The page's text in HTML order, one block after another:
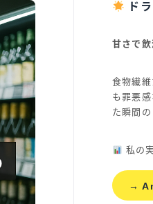
ド
甘さで
食物繊
も罪悪
た瞬間の
私の
→